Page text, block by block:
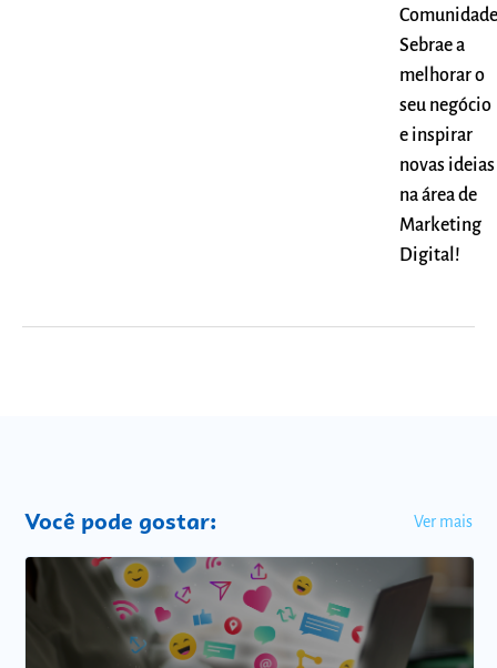
Comunidade
Sebrae a
melhorar o
seu negócio
e inspirar
novas ideias
na área de
Marketing
Digital!
Você pode gostar: Ver mais